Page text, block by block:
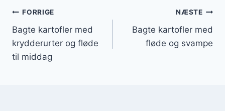
Indlægsnavigation
FORRIGE
Bagte kartofler med
krydderurter og fløde
til middag
NÆSTE
Bagte kartofler med
fløde og svampe